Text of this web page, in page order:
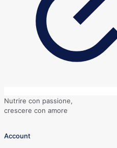
Nutrire con passione,
crescere con amore
Account